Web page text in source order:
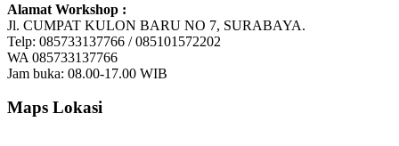
Alamat Workshop :
Jl. CUMPAT KULON BARU NO 7, SURABAYA.
Telp: 085733137766 / 085101572202
WA 085733137766
Jam buka: 08.00-17.00 WIB
Maps Lokasi